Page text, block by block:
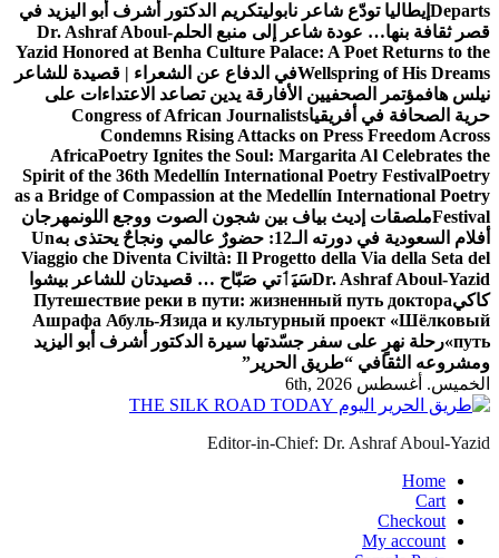
Departs إيطاليا تودّع شاعر نابوليتكريم الدكتور أشرف أبو اليزيد في
قصر ثقافة بنها… عودة شاعر إلى منبع الحلمDr. Ashraf Aboul-
Yazid Honored at Benha Culture Palace: A Poet Returns to the
Wellspring of His Dreamsفي الدفاع عن الشعراء | قصيدة للشاعر
نيلس هافمؤتمر الصحفيين الأفارقة يدين تصاعد الاعتداءات على
حرية الصحافة في أفريقياCongress of African Journalists
Condemns Rising Attacks on Press Freedom Across
AfricaPoetry Ignites the Soul: Margarita Al Celebrates the
Spirit of the 36th Medellín International Poetry FestivalPoetry
as a Bridge of Compassion at the Medellín International Poetry
Festivalملصقات إديث بياف بين شجون الصوت ووجع اللونمهرجان
أفلام السعودية في دورته الـ12: حضورٌ عالمي ونجاحٌ يحتذى به
Un
Viaggio che Diventa Civiltà: Il Progetto della Via della Seta del
Dr. Ashraf Aboul-Yazidسَيَٲتي صَبّاح … قصيدتان للشاعر بيشوا
كاكيПутешествие реки в пути: жизненный путь доктора
Ашрафа Абуль-Язида и культурный проект «Шёлковый
путь» رحلة نهرٍ على سفر جسّدتها سيرة الدكتور أشرف أبو اليزيد
ومشروعه الثقافي “طريق الحرير”
الخميس. أغسطس 6th, 2026
Editor-in-Chief: Dr. Ashraf Aboul-Yazid
Home
Cart
Checkout
My account